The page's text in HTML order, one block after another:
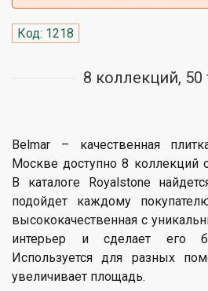
Код: 1218
8 коллекций, 50
Belmar – качественная
Москве доступно 8 коллекций
В каталоге Royalstone
подойдет каждому
высококачественная с
интерьер и сделает его
Используется для разных
увеличивает площадь.